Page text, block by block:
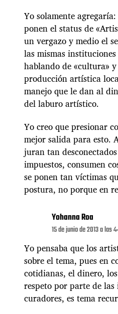
Yo solamente
ponen el status de
un vergazo y medio el
las mismas
hablando de «cultura»
producción artística
manejo que le dan al
del laburo artístico.
Yo creo que presionar
mejor salida para esto.
juran tan
impuestos, consumen
se ponen tan víctimas
postura, no porque en
Yohanna Roa
15 de junio de 2013 a las
Yo pensaba que los
sobre el tema, pues en
cotidianas, el dinero,
respeto por parte de
curadores, es tema